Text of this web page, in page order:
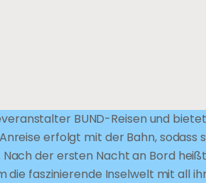
BUND-Reisen und bietet
erfolgt mit der Bahn, sodass
der ersten Nacht an Bord heißt
die faszinierende Inselwelt mit all